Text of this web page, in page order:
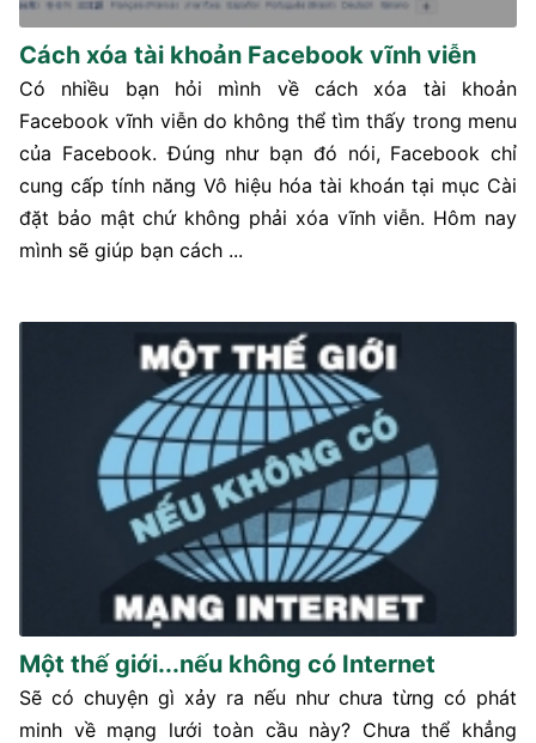
Cách xóa tài khoản Facebook vĩnh viễn
Có nhiều bạn hỏi mình về cách xóa tài khoản
Facebook vĩnh viễn do không thể tìm thấy trong menu
của Facebook. Đúng như bạn đó nói, Facebook chỉ
cung cấp tính năng Vô hiệu hóa tài khoán tại mục Cài
đặt bảo mật chứ không phải xóa vĩnh viễn. Hôm nay
mình sẽ giúp bạn cách ...
Một thế giới...nếu không có Internet
Sẽ có chuyện gì xảy ra nếu như chưa từng có phát
minh về mạng lưới toàn cầu này? Chưa thể khẳng